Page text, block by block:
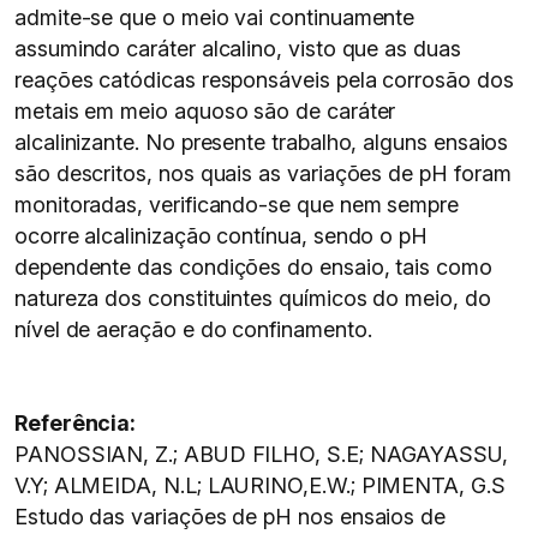
admite-se que o meio vai continuamente
assumindo caráter alcalino, visto que as duas
reações catódicas responsáveis pela corrosão dos
metais em meio aquoso são de caráter
alcalinizante. No presente trabalho, alguns ensaios
são descritos, nos quais as variações de pH foram
monitoradas, verificando-se que nem sempre
ocorre alcalinização contínua, sendo o pH
dependente das condições do ensaio, tais como
natureza dos constituintes químicos do meio, do
nível de aeração e do confinamento.
Referência:
PANOSSIAN, Z.; ABUD FILHO, S.E; NAGAYASSU,
V.Y; ALMEIDA, N.L; LAURINO,E.W.; PIMENTA, G.S
Estudo das variações de pH nos ensaios de